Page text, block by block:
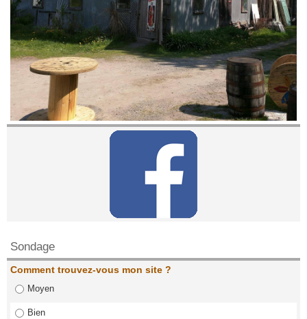
Contactez nous!
Sondage
Comment trouvez-vous mon site ?
Moyen
Bien